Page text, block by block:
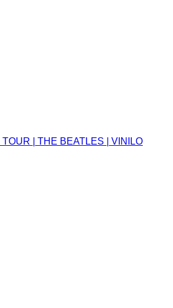
| THE BEATLES | VINILO